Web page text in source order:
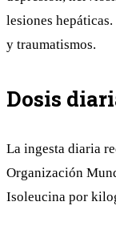
lesiones
y traumatismos.
Dosis
La ingesta diaria
Organización
Isoleucina por